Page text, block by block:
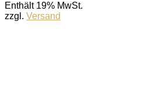
Enthält 19% MwSt.
zzgl. Versand